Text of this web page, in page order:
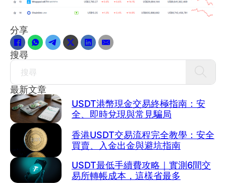
分享
搜尋
Search
最新文章
USDT港幣現金交易終極指南：安
全、即時兌現與常見騙局
香港USDT交易流程完全教學：安全
買賣、入金出金與避坑指南
USDT最低手續費攻略｜實測6間交
易所轉帳成本，這樣省最多